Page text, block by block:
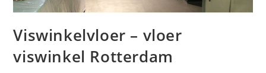
Viswinkelvloer – vloer
viswinkel Rotterdam